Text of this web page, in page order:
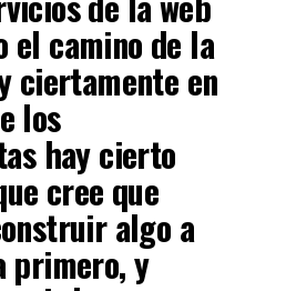
el camino de la
ciertamente en
los
hay cierto
cree que
algo a
primero, y